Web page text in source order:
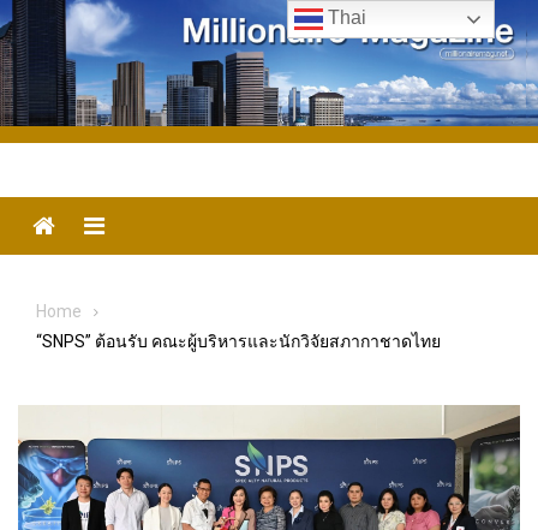
Skip
to
content
Menu
Home
“SNPS” ต้อนรับ คณะผู้บริหารและนักวิจัยสภากาชาดไทย
Thai